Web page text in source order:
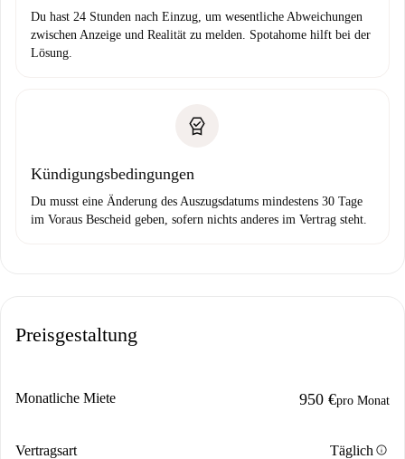
Du hast 24 Stunden nach Einzug, um wesentliche Abweichungen
zwischen Anzeige und Realität zu melden. Spotahome hilft bei der
Lösung.
Kündigungsbedingungen
Du musst eine Änderung des Auszugsdatums mindestens 30 Tage
im Voraus Bescheid geben, sofern nichts anderes im Vertrag steht.
Preisgestaltung
Monatliche Miete 950 €pro Monat
Vertragsart Täglich info